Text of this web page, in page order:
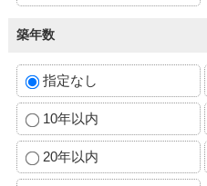
築年数
指定なし
10年以内
20年以内